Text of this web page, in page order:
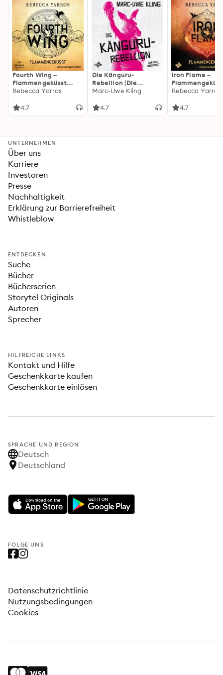
Fourth Wing –
Flammengeküsst
(Flammengeküsst-
Rebecca Yarros
4.7
Die Känguru-
Rebellion (Die
Känguru-Werke 5)
Marc-Uwe Kling
4.7
Iron Flame –
heißersehnte
Rebecca Yarros
4.7
UNTERNEHMEN
Über uns
Karriere
Investoren
Presse
Nachhaltigkeit
Erklärung zur Barrierefreiheit
Whistleblow
ENTDECKEN
Suche
Bücher
Bücherserien
Storytel Originals
Autoren
Sprecher
HILFREICHE LINKS
Kontakt und Hilfe
Geschenkkarte kaufen
Geschenkkarte einlösen
SPRACHE UND REGION
Deutsch
Deutschland
FOLGE UNS
Datenschutzrichtlinie
Nutzungsbedingungen
Cookies